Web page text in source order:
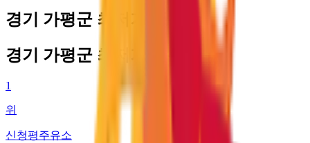
경기 가평군 최저가 주유소
경기 가평군 최저가 주유소
1
위
신청평주유소